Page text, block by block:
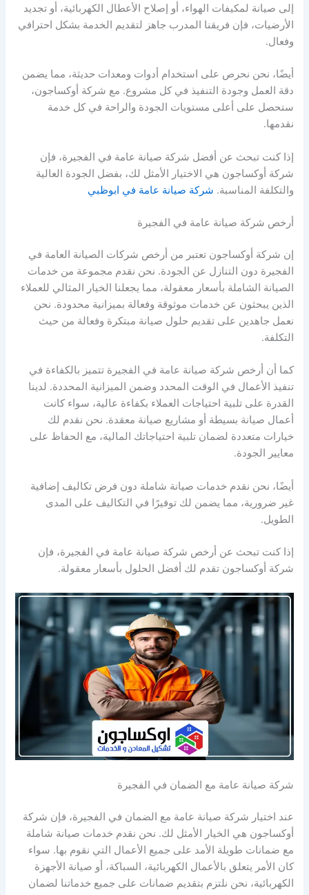
إلى صيانة لمكيفات الهواء، أو إصلاح الأعطال الكهربائية، أو تجديد
الأرضيات، فإن فريقنا المدرب جاهز لتقديم الخدمة بشكل احترافي
وفعال.
أيضًا، نحن نحرص على استخدام أدوات ومعدات حديثة، مما يضمن
دقة العمل وجودة التنفيذ في كل مشروع. مع شركة أوكساجون،
ستحصل على أعلى مستويات الجودة والراحة في كل خدمة
نقدمها.
إذا كنت تبحث عن أفضل شركة صيانة عامة في الفجيرة، فإن
شركة أوكساجون هي الاختيار الأمثل لك، بفضل الجودة العالية
والتكلفة المناسبة. شركة صيانة عامة في ابوظبي
أرخص شركة صيانة عامة في الفجيرة
إن شركة أوكساجون تعتبر من أرخص شركات الصيانة العامة في
الفجيرة دون التنازل عن الجودة. نحن نقدم مجموعة من خدمات
الصيانة الشاملة بأسعار معقولة، مما يجعلنا الخيار المثالي للعملاء
الذين يبحثون عن خدمات موثوقة وفعالة بميزانية محدودة. نحن
نعمل جاهدين على تقديم حلول صيانة مبتكرة وفعالة من حيث
التكلفة.
كما أن أرخص شركة صيانة عامة في الفجيرة تتميز بالكفاءة في
تنفيذ الأعمال في الوقت المحدد وضمن الميزانية المحددة. لدينا
القدرة على تلبية احتياجات العملاء بكفاءة عالية، سواء كانت
أعمال صيانة بسيطة أو مشاريع صيانة معقدة. نحن نقدم لك
خيارات متعددة لضمان تلبية احتياجاتك المالية، مع الحفاظ على
معايير الجودة.
أيضًا، نحن نقدم خدمات صيانة شاملة دون فرض تكاليف إضافية
غير ضرورية، مما يضمن لك توفيرًا في التكاليف على المدى
الطويل.
إذا كنت تبحث عن أرخص شركة صيانة عامة في الفجيرة، فإن
شركة أوكساجون تقدم لك أفضل الحلول بأسعار معقولة.
شركة صيانة عامة مع الضمان في الفجيرة
عند اختيار شركة صيانة عامة مع الضمان في الفجيرة، فإن شركة
أوكساجون هي الخيار الأمثل لك. نحن نقدم خدمات صيانة شاملة
مع ضمانات طويلة الأمد على جميع الأعمال التي نقوم بها. سواء
كان الأمر يتعلق بالأعمال الكهربائية، السباكة، أو صيانة الأجهزة
الكهربائية، نحن نلتزم بتقديم ضمانات على جميع خدماتنا لضمان